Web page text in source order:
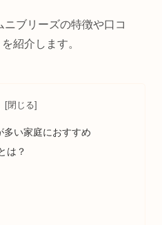
ブリーズの特徴や口コ
紹介します。
多い家庭におすすめ
は？